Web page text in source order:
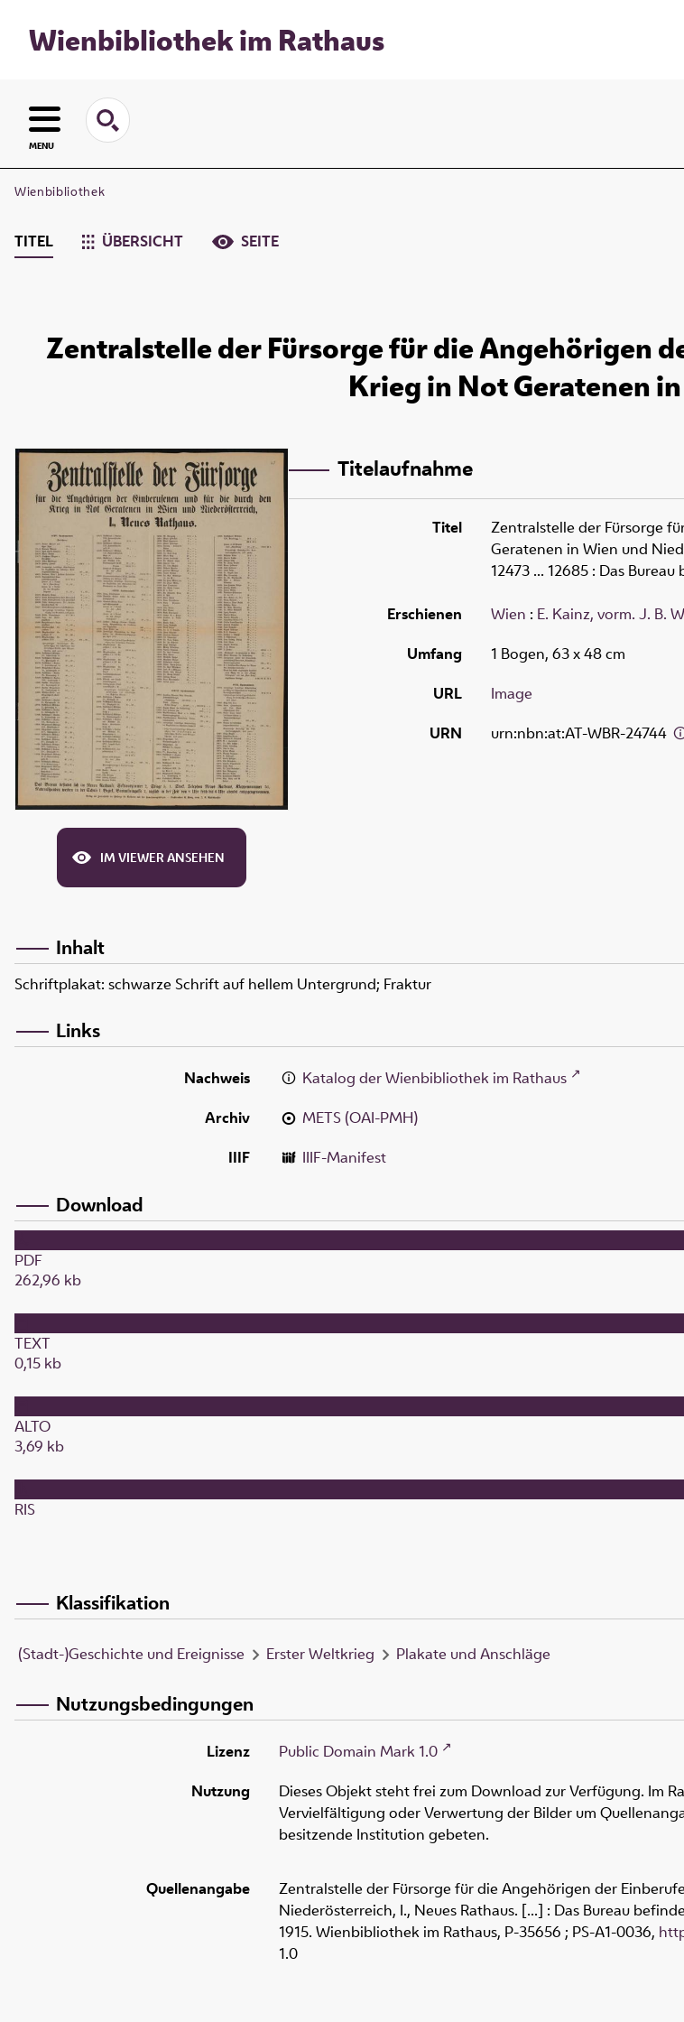
Wienbibliothek im Rathaus
MENU
Wienbibliothek
TITEL ÜBERSICHT SEITE
Zentralstelle der Fürsorge für die Angehörigen
Krieg in Not Geratenen
IM VIEWER ANSEHEN
Titelaufnahme
Titel
Zentralstelle der Fürsorge
Geratenen in Wien und
12473 ... 12685 : Das Bureau
Erschienen Wien : E. Kainz, vorm. J. B.
Umfang
1 Bogen, 63 x 48 cm
URL
Image
URN
urn:nbn:at:AT-WBR-24744
Inhalt
Schriftplakat: schwarze Schrift auf hellem Untergrund; Fraktur
Links
Nachweis
Katalog der Wienbibliothek im Rathaus
Archiv
METS (OAI-PMH)
IIIF
IIIF-Manifest
Download
PDF
262,96 kb
TEXT
0,15 kb
ALTO
3,69 kb
RIS
Klassifikation
(Stadt-)Geschichte und Ereignisse Erster Weltkrieg Plakate und Anschläge
Nutzungsbedingungen
Lizenz
Public Domain Mark 1.0
Nutzung
Dieses Objekt steht frei zum Download zur Verfügung. Im
Vervielfältigung oder Verwertung der Bilder um
besitzende Institution gebeten.
Quellenangabe
Zentralstelle der Fürsorge für die Angehörigen der
Niederösterreich, I., Neues Rathaus. [...] : Das Bureau
1915. Wienbibliothek im Rathaus, P-35656 ; PS-A1-0036,
1.0